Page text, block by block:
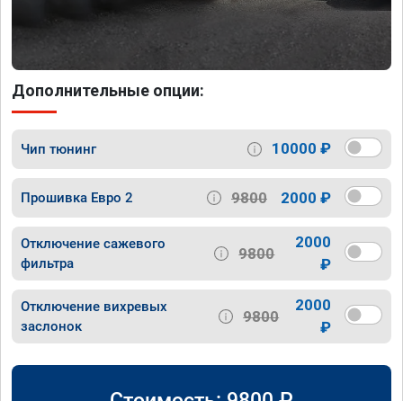
Дополнительные опции:
Чип тюнинг 10000 ₽
Прошивка Евро 2 9800 2000 ₽
Отключение сажевого
фильтра
9800
2000
₽
Отключение вихревых
заслонок
9800
2000
₽